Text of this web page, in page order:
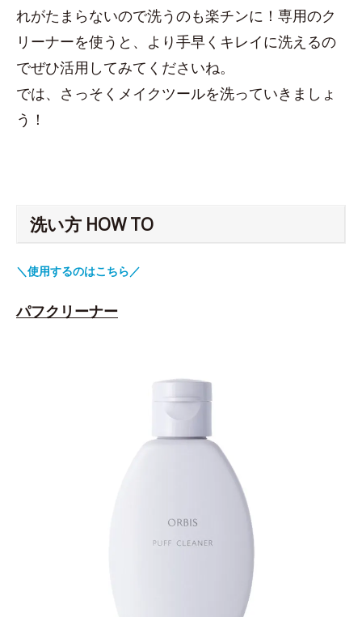
れがたまらないので洗うのも楽チンに！専用のク
リーナーを使うと、より手早くキレイに洗えるの
でぜひ活用してみてくださいね。
では、さっそくメイクツールを洗っていきましょ
う！
洗い方 HOW TO
＼使用するのはこちら／
パフクリーナー